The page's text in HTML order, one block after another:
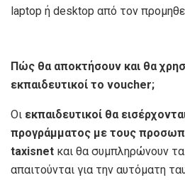
laptop ή desktop από τον
Πώς θα αποκτήσουν και θα
εκπαιδευτικοί το voucher;
Οι εκπαιδευτικοί θα
προγράμματος με τους
taxisnet και θα συμπληρώνουν
απαιτούνται για την αυτόματη